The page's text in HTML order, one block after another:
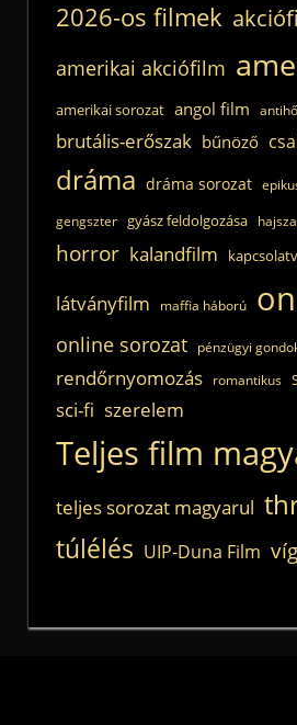
2026-os filmek
amerikai akciófilm
amerikai sorozat angol film
brutális-erőszak bűnöző
dráma dráma sorozat
gengszter gyász feldolgozása hajsza
horror kalandfilm
látványfilm maffia háború
online sorozat pénzügyi
rendőrnyomozás romantikus
sci-fi szerelem
Teljes film
teljes sorozat magyarul
túlélés UIP-Duna Film